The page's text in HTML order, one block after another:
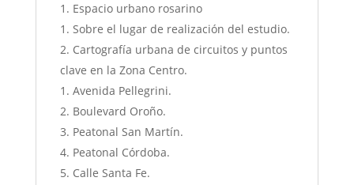
Espacio urbano rosarino
Sobre el lugar de realización del estudio.
Cartografía urbana de circuitos y puntos
clave en la Zona Centro.
Avenida Pellegrini.
Boulevard Oroño.
Peatonal San Martín.
Peatonal Córdoba.
Calle Santa Fe.